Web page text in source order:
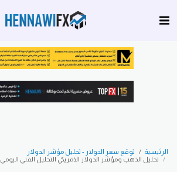
الرئيسية
توقع سعر الدولار - تحليل مؤشر الدولار
تحليل الذهب ومؤشر الدولار الامريكي التحليل الفني اليومي 22- 2-2023